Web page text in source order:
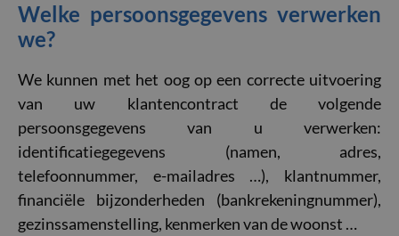
Welke persoonsgegevens verwerken
we?
We kunnen met het oog op een correcte uitvoering
van uw klantencontract de volgende
persoonsgegevens van u verwerken:
identificatiegegevens (namen, adres,
telefoonnummer, e-mailadres …), klantnummer,
financiële bijzonderheden (bankrekeningnummer),
gezinssamenstelling, kenmerken van de woonst …